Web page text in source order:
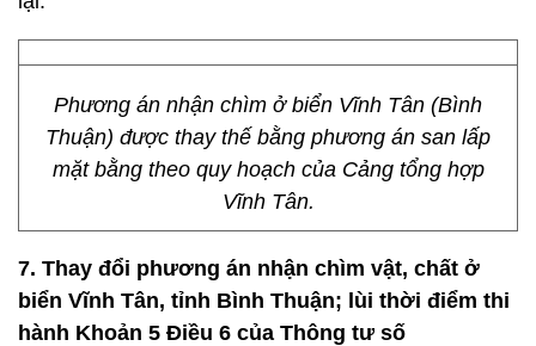
Phương án nhận chìm ở biển Vĩnh Tân (Bình
Thuận) được thay thế bằng phương án san lấp
mặt bằng theo quy hoạch của Cảng tổng hợp
Vĩnh Tân.
7. Thay đổi phương án nhận chìm vật, chất ở
biển Vĩnh Tân, tỉnh Bình Thuận; lùi thời điểm thi
hành Khoản 5 Điều 6 của Thông tư số